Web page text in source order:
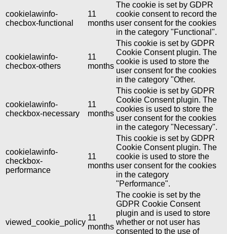
cookielawinfo-
checbox-functional
11
months
The cookie is set by GDPR
cookie consent to record the
user consent for the cookies
in the category "Functional".
cookielawinfo-
checbox-others
11
months
This cookie is set by GDPR
Cookie Consent plugin. The
cookie is used to store the
user consent for the cookies
in the category "Other.
cookielawinfo-
checkbox-necessary
11
months
This cookie is set by GDPR
Cookie Consent plugin. The
cookies is used to store the
user consent for the cookies
in the category "Necessary".
cookielawinfo-
checkbox-
performance
11
months
This cookie is set by GDPR
Cookie Consent plugin. The
cookie is used to store the
user consent for the cookies
in the category
"Performance".
viewed_cookie_policy
11
months
The cookie is set by the
GDPR Cookie Consent
plugin and is used to store
whether or not user has
consented to the use of